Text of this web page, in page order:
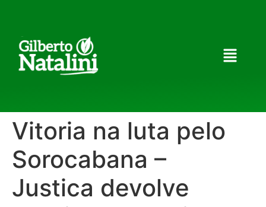
Vitoria na luta pelo
Sorocabana –
Justica devolve